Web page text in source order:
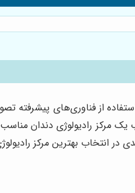
از فناوری‌های پیشرفته
یک مرکز رادیولوژی دندان
انتخاب بهترین مرکز